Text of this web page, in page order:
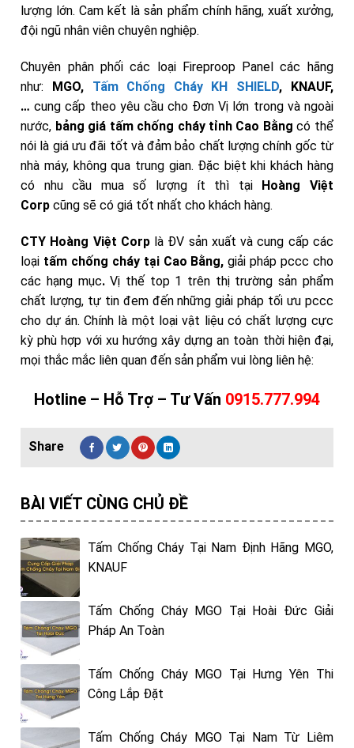
lượng lớn. Cam kết là sản phẩm chính hãng, xuất xưởng,
đội ngũ nhân viên chuyên nghiệp.
Chuyên phân phối các loại Fireproop Panel các hãng
như: MGO, Tấm Chống Cháy KH SHIELD, KNAUF,
… cung cấp theo yêu cầu cho Đơn Vị lớn trong và ngoài
nước, bảng giá tấm chống cháy tỉnh Cao Bằng có thể
nói là giá ưu đãi tốt và đảm bảo chất lượng chính gốc từ
nhà máy, không qua trung gian. Đặc biệt khi khách hàng
có nhu cầu mua số lượng ít thì tại Hoàng Việt
Corp cũng sẽ có giá tốt nhất cho khách hàng.
CTY Hoàng Việt Corplà ĐV sản xuất và cung cấp các
loại tấm chống cháy tại Cao Bằng,giải pháp pccc cho
các hạng mục.Vị thế top 1 trên thị trường sản phẩm
chất lượng, tự tin đem đến những giải pháp tối ưu pccc
cho dự án. Chính là một loại vật liệu có chất lượng cực
kỳ phù hợp với xu hướng xây dựng an toàn thời hiện đại,
mọi thắc mắc liên quan đến sản phẩm vui lòng liên hệ:
Hotline – Hỗ Trợ – Tư Vấn 0915.777.994
BÀI VIẾT CÙNG CHỦ ĐỀ
Tấm Chống Cháy Tại Nam Định Hãng MGO,
KNAUF
Tấm Chống Cháy MGO Tại Hoài Đức Giải
Pháp An Toàn
Tấm Chống Cháy MGO Tại Hưng Yên Thi
Công Lắp Đặt
Tấm Chống Cháy MGO Tại Nam Từ Liêm